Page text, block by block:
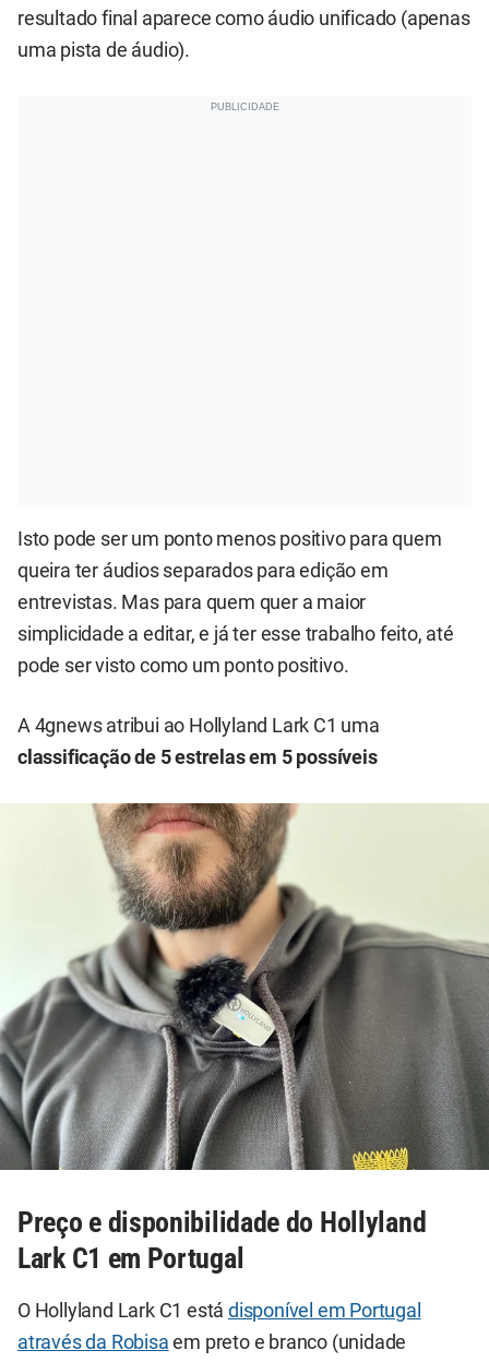
resultado final aparece como áudio unificado (apenas
uma pista de áudio).
Isto pode ser um ponto menos positivo para quem
queira ter áudios separados para edição em
entrevistas. Mas para quem quer a maior
simplicidade a editar, e já ter esse trabalho feito, até
pode ser visto como um ponto positivo.
A 4gnews atribui ao Hollyland Lark C1 uma
classificação de 5 estrelas em 5 possíveis
Preço e disponibilidade do Hollyland
Lark C1 em Portugal
O Hollyland Lark C1 estádisponível em Portugal
através da Robisa em preto e branco (unidade